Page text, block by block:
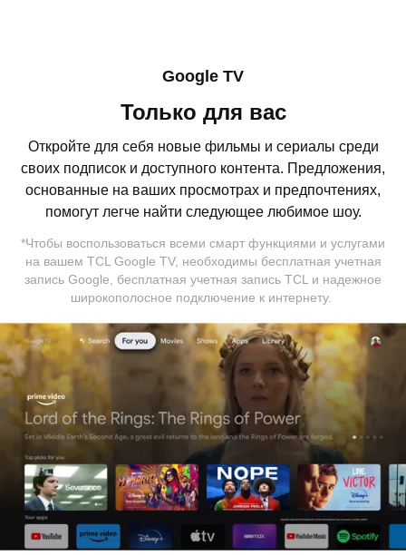
Google TV
Только для вас
Откройте для себя новые фильмы и сериалы среди
своих подписок и доступного контента. Предложения,
основанные на ваших просмотрах и предпочтениях,
помогут легче найти следующее любимое шоу.
*Чтобы воспользоваться всеми смарт функциями и услугами
на вашем TCL Google TV, необходимы бесплатная учетная
запись Google, бесплатная учетная запись TCL и надежное
широкополосное подключение к интернету.
Google Cast
Транслируйте контент с вашего
смартфона
Легко передавайте фильмы, передачи, фотографии и
телевизор.
Детский профиль
Безопасное пространство для
детей
Мы поддерживаем вашу заботу о детях. Вам больше
не придется беспокоиться: активируйте Детский
профиль, чтобы открыть увлекательный и
дружелюбный контент, и подарите своим детям
безопасную цифровую игровую площадку. Защитите
своих детей от потенциально вредного контента.
Confirm
Cancel